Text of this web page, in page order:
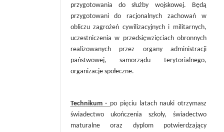
przygotowania do służby wojskowej. Będą
przygotowani do racjonalnych zachowań w
obliczu zagrożeń cywilizacyjnych i militarnych,
uczestniczenia w przedsięwzięciach obronnych
realizowanych przez organy administracji
państwowej, samorządu terytorialnego,
organizacje społeczne.
Technikum - po pięciu latach nauki otrzymasz
świadectwo ukończenia szkoły, świadectwo
maturalne oraz dyplom potwierdzający